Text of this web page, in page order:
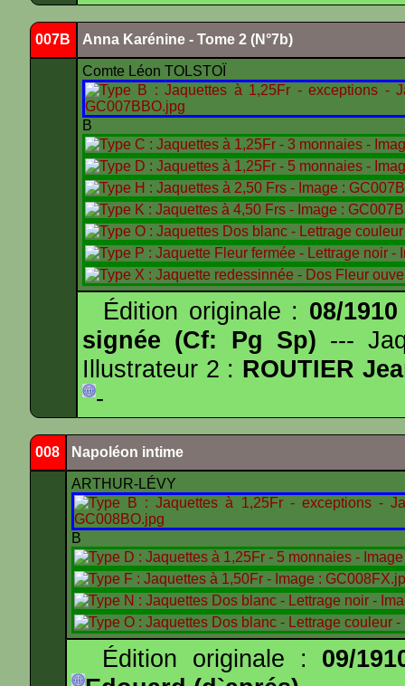
007B Anna Karénine - Tome 2 (N°7b)
Comte Léon TOLSTOÏ
B
Édition originale : 08/1910
signée (Cf: Pg Sp) ---
Illustrateur 2 : ROUTIER
-
008 Napoléon intime
ARTHUR-LÉVY
B
Édition originale : 09/